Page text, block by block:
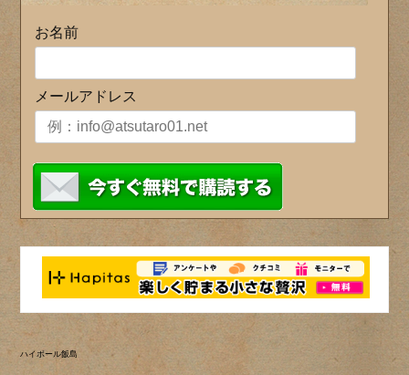
お名前
メールアドレス
ハイボール飯島